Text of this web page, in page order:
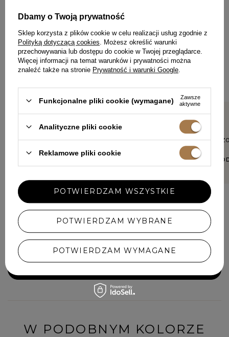
ZOSTAW SWOJĄ OPINIĘ
PODZIEL SIĘ SWOJĄ OPINIĄ
Z INNYMI
Każda opinia pomaga innym klientkom w wyborze.
Jeśli nosiłaś ten model, podziel się swoimi wrażeniami – liczy
5/5
Na żywo wygłada jeszcze
ukrywają brzuszek. Piękna
sukienka na wiele okazji.
5/5
Leży
sexy;-)
MARTA,
W PODOBNYM KOLORZE
Dbamy o Twoją prywatność
Sklep korzysta z plików cookie w celu realizacji usług zgodnie z
Polityką dotyczącą cookies . Możesz określić warunki
przechowywania lub dostępu do cookie w Twojej przeglądarce.
Więcej informacji na temat warunków i prywatności można
znaleźć także na stronie Prywatność i warunki Google
Funkcjonalne pliki cookie (wymagane)
Zawsze
aktywne
Analityczne pliki cookie
Reklamowe pliki cookie
POTWIERDZAM WYBRANE
POTWIERDZAM WYMAGANE
POTWIERDZAM WSZYSTKIE